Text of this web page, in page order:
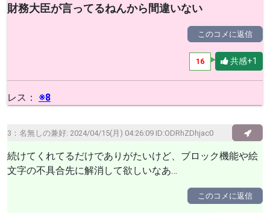
財務大臣が言ってるねんから間違いない
このコメに返信
16 共感+1
レス： ※8
3： 名無しの兼好: 2024/04/15(月) 04:26:09 ID:ODRhZDhjac0
続けてくれてるだけでありがたいけど、ブロック機能や絵
文字の不具合先に解消して欲しいなあ…
このコメに返信